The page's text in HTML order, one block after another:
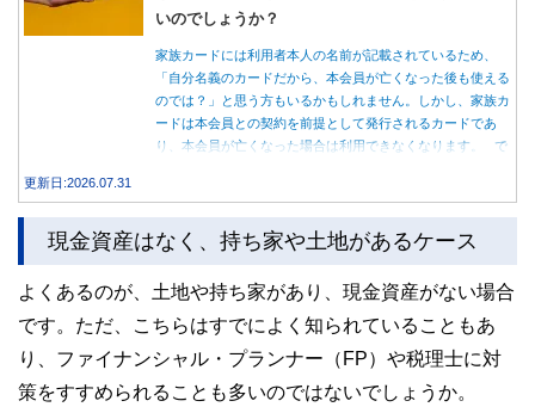
いのでしょうか？
家族カードには利用者本人の名前が記載されているため、
「自分名義のカードだから、本会員が亡くなった後も使える
のでは？」と思う方もいるかもしれません。しかし、家族カ
ードは本会員との契約を前提として発行されるカードであ
り、本会員が亡くなった場合は利用できなくなります。 で
族が行うべき手続きについて分かりやすく解説します。
更新日:2026.07.31
現金資産はなく、持ち家や土地があるケース
よくあるのが、土地や持ち家があり、現金資産がない場合
です。ただ、こちらはすでによく知られていることもあ
り、ファイナンシャル・プランナー（FP）や税理士に対
策をすすめられることも多いのではないでしょうか。